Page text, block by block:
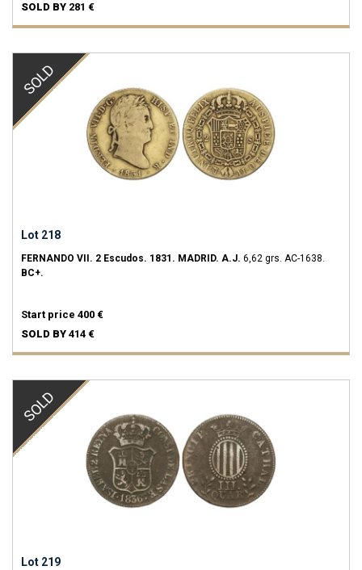
SOLD BY 281 €
SOLD
Lot 218
FERNANDO VII. 2 Escudos. 1831. MADRID. A.J. 6,62 grs. AC-1638.
BC+.
Start price 400 €
SOLD BY 414 €
SOLD
Lot 219